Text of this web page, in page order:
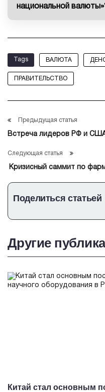
национальной
Tags ВАЛЮТА
ПРАВИТЕЛЬСТВО
Предыдущая статья
Встреча лидеров РФ и
Следующая статья
Кризисный саммит по
Поделиться статьей
Другие
Китай стал основным